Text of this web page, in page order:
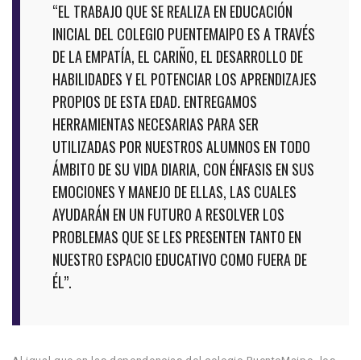
“EL TRABAJO QUE SE REALIZA EN EDUCACIÓN
INICIAL DEL COLEGIO PUENTEMAIPO ES A TRAVÉS
DE LA EMPATÍA, EL CARIÑO, EL DESARROLLO DE
HABILIDADES Y EL POTENCIAR LOS APRENDIZAJES
PROPIOS DE ESTA EDAD. ENTREGAMOS
HERRAMIENTAS NECESARIAS PARA SER
UTILIZADAS POR NUESTROS ALUMNOS EN TODO
ÁMBITO DE SU VIDA DIARIA, CON ÉNFASIS EN SUS
EMOCIONES Y MANEJO DE ELLAS, LAS CUALES
AYUDARÁN EN UN FUTURO A RESOLVER LOS
PROBLEMAS QUE SE LES PRESENTEN TANTO EN
NUESTRO ESPACIO EDUCATIVO COMO FUERA DE
ÉL”.